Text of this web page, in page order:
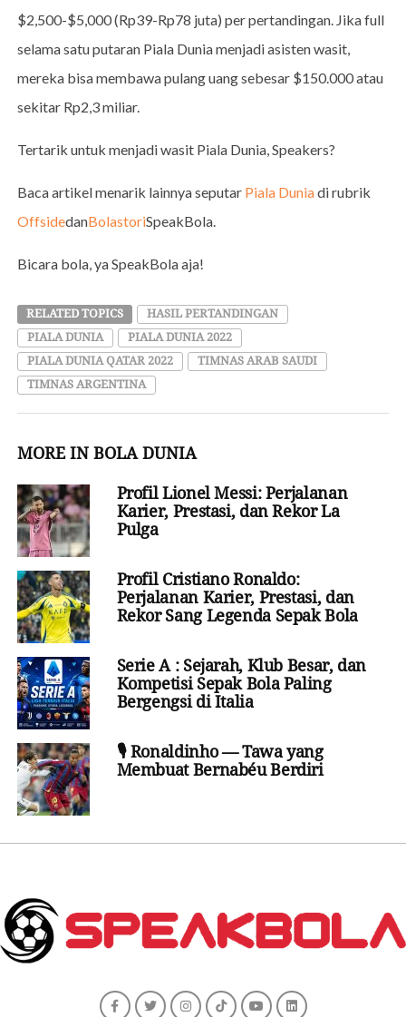
$2,500-$5,000 (Rp39-Rp78 juta) per pertandingan. Jika full
selama satu putaran Piala Dunia menjadi asisten wasit,
mereka bisa membawa pulang uang sebesar $150.000 atau
sekitar Rp2,3 miliar.
Tertarik untuk menjadi wasit Piala Dunia, Speakers?
Baca artikel menarik lainnya seputar Piala Duniadi rubrik
OffsidedanBolastoriSpeakBola.
Bicara bola, ya SpeakBola aja!
RELATED TOPICS
HASIL PERTANDINGAN
PIALA DUNIA
PIALA DUNIA 2022
PIALA DUNIA QATAR 2022
TIMNAS ARAB SAUDI
TIMNAS ARGENTINA
MORE IN BOLA DUNIA
Profil Lionel Messi: Perjalanan
Karier, Prestasi, dan Rekor La
Pulga
Profil Cristiano Ronaldo:
Perjalanan Karier, Prestasi, dan
Rekor Sang Legenda Sepak Bola
Serie A : Sejarah, Klub Besar, dan
Kompetisi Sepak Bola Paling
Bergengsi di Italia
🎙️ Ronaldinho — Tawa yang
Membuat Bernabéu Berdiri